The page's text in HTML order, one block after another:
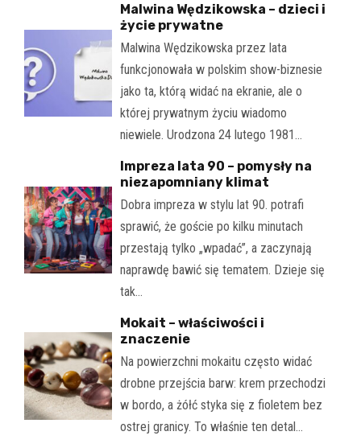
Malwina Wędzikowska – dzieci i
życie prywatne
Malwina Wędzikowska przez lata
funkcjonowała w polskim show-biznesie
jako ta, którą widać na ekranie, ale o
której prywatnym życiu wiadomo
niewiele. Urodzona 24 lutego 1981…
Impreza lata 90 – pomysły na
niezapomniany klimat
Dobra impreza w stylu lat 90. potrafi
sprawić, że goście po kilku minutach
przestają tylko „wpadać”, a zaczynają
naprawdę bawić się tematem. Dzieje się
tak…
Mokait – właściwości i
znaczenie
Na powierzchni mokaitu często widać
drobne przejścia barw: krem przechodzi
w bordo, a żółć styka się z fioletem bez
ostrej granicy. To właśnie ten detal…